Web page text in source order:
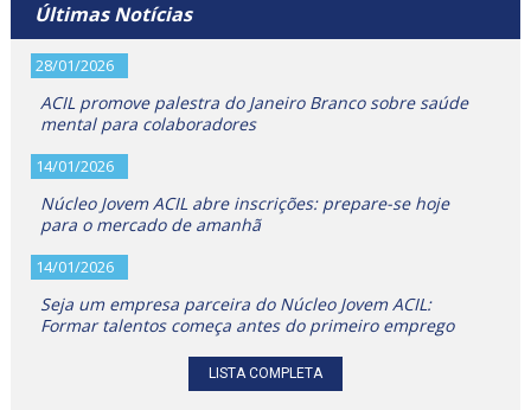
Últimas Notícias
28/01/2026
ACIL promove palestra do Janeiro Branco sobre saúde
mental para colaboradores
14/01/2026
Núcleo Jovem ACIL abre inscrições: prepare-se hoje
para o mercado de amanhã
14/01/2026
Seja um empresa parceira do Núcleo Jovem ACIL:
Formar talentos começa antes do primeiro emprego
LISTA COMPLETA